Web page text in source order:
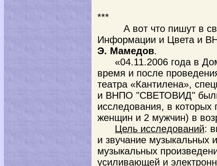
***
А вот что пишут в
Информации и Цвета и
Э. Мамедов.
«04.11.2006 года в
время и после
театра «Кантилена»,
и ВНПО "СВЕТОВИД" были
исследования, в которых
женщин и 2 мужчин) в
Цель исследований:
и звучание музыкальных
музыкальных
усиливающей и